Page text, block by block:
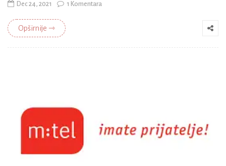
Dec 24, 2021 1 Komentara
Opširnije ⇾